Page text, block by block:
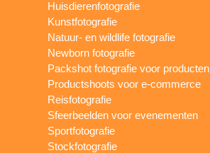
Huisdierenfotografie
Kunstfotografie
Natuur- en wildlife fotografie
Newborn fotografie
Packshot fotografie voor producten
Productshoots voor e-commerce
Reisfotografie
Sfeerbeelden voor evenementen
Sportfotografie
Stockfotografie